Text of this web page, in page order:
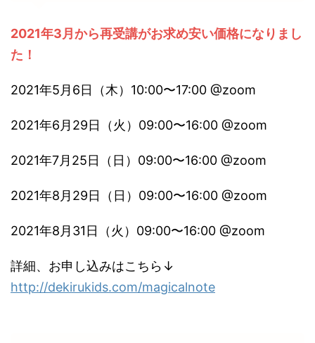
2021年3月から再受講がお求め安い価格になりまし
た！
2021年5月6日（木）10:00〜17:00 @zoom
2021年6月29日（火）09:00〜16:00 @zoom
2021年7月25日（日）09:00〜16:00 @zoom
2021年8月29日（日）09:00〜16:00 @zoom
2021年8月31日（火）09:00〜16:00 @zoom
詳細、お申し込みはこちら↓
http://dekirukids.com/magicalnote